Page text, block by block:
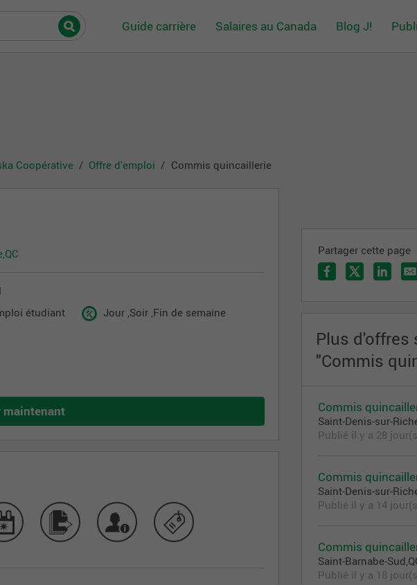
Guide carrière Salaires au Canada Blog J!
Coopérative Offre d'emploi Commis quincaillerie
étudiant
Jour ,Soir ,Fin de semaine
maintenant
Partager cette page
Plus d'offres
"Commis
Commis
Saint-Denis-sur-
Publié il y a 28
Commis
Saint-Denis-sur-
Publié il y a 14
Commis
Saint-Barnabe-
Publié il y a 18